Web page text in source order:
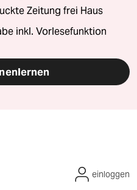
Zeitung frei Haus
inkl. Vorlesefunktion
einloggen